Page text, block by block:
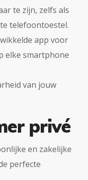
te zijn, zelfs als
telefoontoestel.
app voor
elke smartphone
van jouw
privé
en zakelijke
perfecte